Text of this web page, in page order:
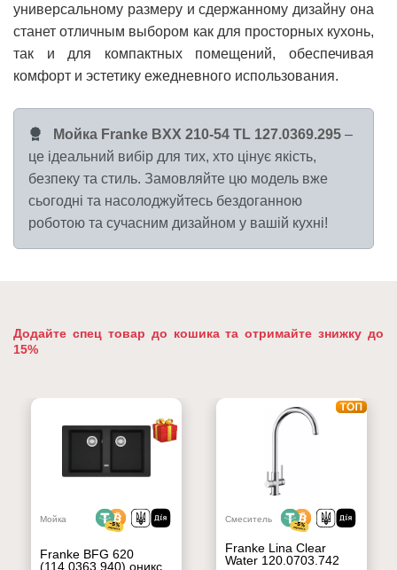
универсальному размеру и сдержанному дизайну она
станет отличным выбором как для просторных кухонь,
так и для компактных помещений, обеспечивая
комфорт и эстетику ежедневного использования.
Мойка Franke BXX 210-54 TL 127.0369.295 –
це ідеальний вибір для тих, хто цінує якість,
безпеку та стиль. Замовляйте цю модель вже
сьогодні та насолоджуйтесь бездоганною
роботою та сучасним дизайном у вашій кухні!
Додайте спец товар до кошика та отримайте знижку до
15%
Мойка
Franke BFG 620
(114.0363.940) оникс
Смеситель
Franke Lina Clear
Water 120.0703.742